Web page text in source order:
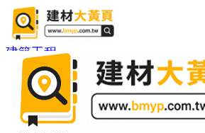
建築工程